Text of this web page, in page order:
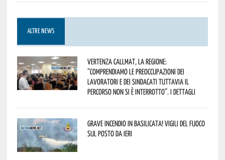
ALTRE NEWS
Vertenza CallMat, la Regione:
“comprendiamo le preoccupazioni dei
lavoratori e dei sindacati tuttavia il
percorso non si è interrotto”. I dettagli
Grave incendio in Basilicata! Vigili del fuoco
sul posto da ieri